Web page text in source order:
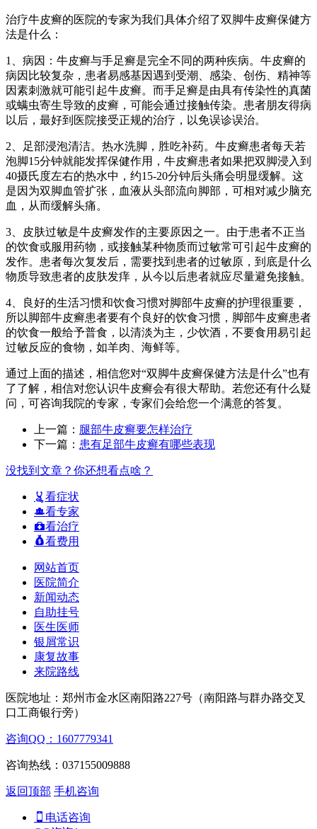
治疗牛皮癣的医院的专家为我们具体介绍了双脚牛皮癣保健方
法是什么：
1、病因：牛皮癣与手足癣是完全不同的两种疾病。牛皮癣的
病因比较复杂，患者易感基因遇到受潮、感染、创伤、精神等
因素刺激就可能引起牛皮癣。而手足癣是由具有传染性的真菌
或螨虫寄生导致的皮癣，可能会通过接触传染。患者朋友得病
以后，最好到医院接受正规的治疗，以免误诊误治。
2、足部浸泡清洁。热水洗脚，胜吃补药。牛皮癣患者每天若
泡脚15分钟就能发挥保健作用，牛皮癣患者如果把双脚浸入到
40摄氏度左右的热水中，约15-20分钟后头痛会明显缓解。这
是因为双脚血管扩张，血液从头部流向脚部，可相对减少脑充
血，从而缓解头痛。
3、皮肤过敏是牛皮癣发作的主要原因之一。由于患者不正当
的饮食或服用药物，或接触某种物质而过敏常可引起牛皮癣的
发作。患者每次复发后，需要找到患者的过敏原，到底是什么
物质导致患者的皮肤发痒，从今以后患者就应尽量避免接触。
4、良好的生活习惯和饮食习惯对脚部牛皮癣的护理很重要，
所以脚部牛皮癣患者要有个良好的饮食习惯，脚部牛皮癣患者
的饮食一般给予普食，以清淡为主，少饮酒，不要食用易引起
过敏反应的食物，如羊肉、海鲜等。
通过上面的描述，相信您对“双脚牛皮癣保健方法是什么”也有
了了解，相信对您认识牛皮癣会有很大帮助。若您还有什么疑
问，可咨询我院的专家，专家们会给您一个满意的答复。
上一篇： 腿部牛皮癣要怎样治疗
下一篇： 患有足部牛皮癣有哪些表现
没找到文章？你还想看点啥？
看症状
看专家
看治疗
看费用
网站首页
医院简介
新闻动态
自助挂号
医生医师
银屑常识
康复故事
来院路线
医院地址：郑州市金水区南阳路227号（南阳路与群办路交叉
口工商银行旁）
咨询QQ：1607779341
咨询热线：037155009888
返回顶部 手机咨询
电话咨询